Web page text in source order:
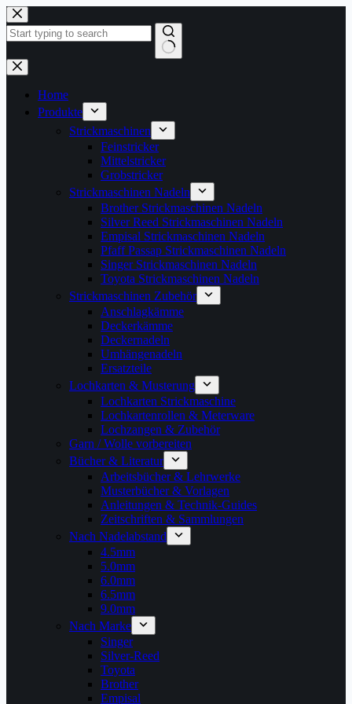
Zum
Inhalt
springen
Keine
Ergebnisse
Home
Produkte
Strickmaschinen
Feinstricker
Mittelstricker
Grobstricker
Strickmaschinen Nadeln
Brother Strickmaschinen Nadeln
Silver Reed Strickmaschinen Nadeln
Empisal Strickmaschinen Nadeln
Pfaff Passap Strickmaschinen Nadeln
Singer Strickmaschinen Nadeln
Toyota Strickmaschinen Nadeln
Strickmaschinen Zubehör
Anschlagkämme
Deckerkämme
Deckernadeln
Umhängenadeln
Ersatzteile
Lochkarten & Musterung
Lochkarten Strickmaschine
Lochkartenrollen & Meterware
Lochzangen & Zubehör
Garn / Wolle vorbereiten
Bücher & Literatur
Arbeitsbücher & Lehrwerke
Musterbücher & Vorlagen
Anleitungen & Technik-Guides
Zeitschriften & Sammlungen
Nach Nadelabstand
4.5mm
5.0mm
6.0mm
6.5mm
9.0mm
Nach Marke
Singer
Silver-Reed
Toyota
Brother
Empisal